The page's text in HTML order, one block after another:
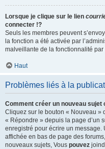
Lorsque je clique sur le lien
connecter !?
Seuls les membres peuvent
la fonction a été activée par
malveillante de la fonctionnalité par
Haut
Problèmes liés à la
Comment créer un nouveau sujet
Cliquez sur le bouton « Nouveau »
« Répondre » depuis la page d’un
enregistré pour écrire un
affichée en bas de page des
nouveaux sujets, Vous pouvez